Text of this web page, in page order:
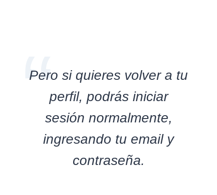
Pero si quieres volver a tu
perfil, podrás iniciar
sesión normalmente,
ingresando tu email y
contraseña.